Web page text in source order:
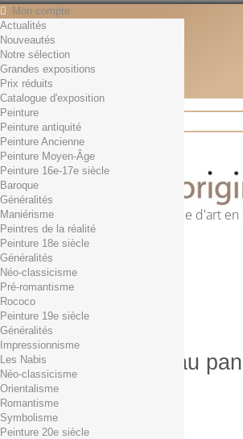
Mon compte
Contact
Français
English
Français
Actualités
Rechercher
Première librairie d'art en
Panier (vide)
Aucun produit
0,01€ dès 29€ d'achat
0,00 € Total
Commander
Produit ajouté au
succès
Quantité
Total
Actualités
Nouveautés
Notre sélection
Grandes expositions
Prix réduits
Catalogue d'exposition
Peinture
Peinture antiquité
Peinture Ancienne
Peinture Moyen-Âge
Peinture 16e-17e siècle
Baroque
Généralités
Maniérisme
Peintres de la réalité
Peinture 18e siècle
Généralités
Néo-classicisme
Pré-romantisme
Rococo
Peinture 19e siècle
Généralités
Impressionnisme
Les Nabis
Néo-classicisme
Orientalisme
Romantisme
Symbolisme
Peinture 20e siècle